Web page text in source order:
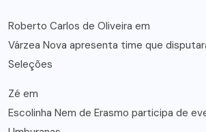
Roberto Carlos de Oliveira em
Várzea Nova apresenta time que
Seleções
Zé em
Escolinha Nem de Erasmo participa de